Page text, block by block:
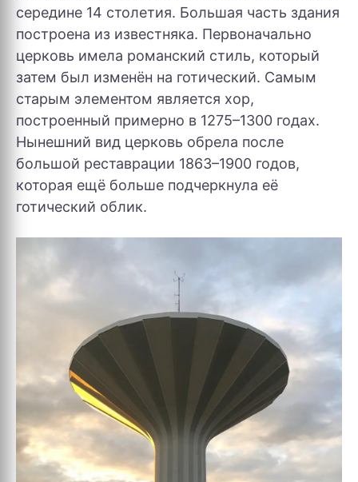
середине 14 столетия. Большая часть здания
построена из известняка. Первоначально
церковь имела романский стиль, который
затем был изменён на готический. Самым
старым элементом является хор,
построенный примерно в 1275–1300 годах.
Нынешний вид церковь обрела после
большой реставрации 1863–1900 годов,
которая ещё больше подчеркнула её
готический облик.